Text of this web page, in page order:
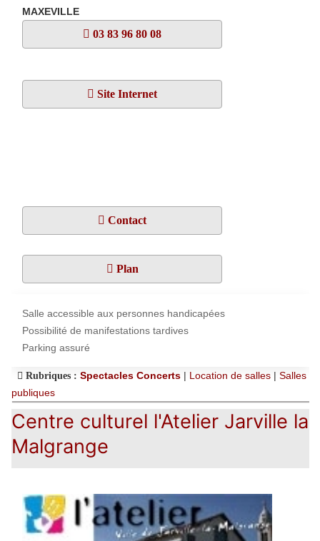
MAXEVILLE
03 83 96 80 08
Site Internet
Contact
Plan
Salle accessible aux personnes handicapées
Possibilité de manifestations tardives
Parking assuré
Rubriques : Spectacles Concerts | Location de salles | Salles
publiques
Centre culturel l'Atelier Jarville la
Malgrange